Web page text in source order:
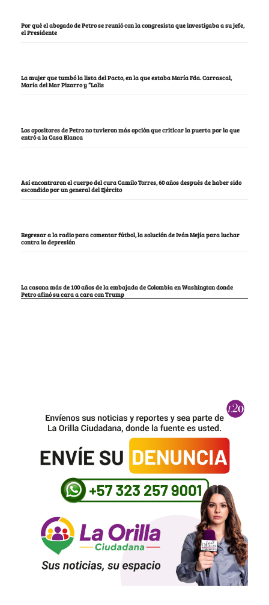
Por qué el abogado de Petro se reunió con la congresista que investigaba a su jefe,
el Presidente
La mujer que tumbó la lista del Pacto, en la que estaba María Fda. Carrascal,
María del Mar Pizarro y “Lalis
Los opositores de Petro no tuvieron más opción que criticar la puerta por la que
entró a la Casa Blanca
Así encontraron el cuerpo del cura Camilo Torres, 60 años después de haber sido
escondido por un general del Ejército
Regresar a la radio para comentar fútbol, la solución de Iván Mejía para luchar
contra la depresión
La casona más de 100 años de la embajada de Colombia en Washington donde
Petro afinó su cara a cara con Trump